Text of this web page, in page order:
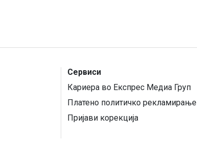
Сервиси
Кариера во Експрес Медиа Груп
Платено политичко рекламирање
Пријави корекција